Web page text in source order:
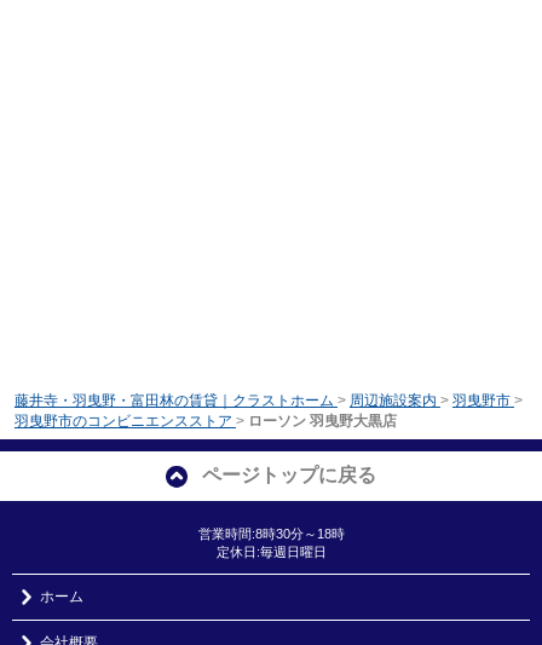
藤井寺・羽曳野・富田林の賃貸｜クラストホーム > 周辺施設案内 > 羽曳野市 >
羽曳野市のコンビニエンスストア > ローソン 羽曳野大黒店
ページトップに戻る
営業時間:8時30分～18時
定休日:毎週日曜日
ホーム